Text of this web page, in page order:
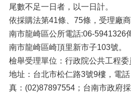
尾數不足一日者，以一日計。
依採購法第41條、75條，受理廠
南市龍崎區公所電話:06-5941326
南市龍崎區崎頂里新市子103號。
檢舉受理單位：行政院公共工程
地址：台北市松仁路3號9樓，電
真：(02)87897554；台南市政府